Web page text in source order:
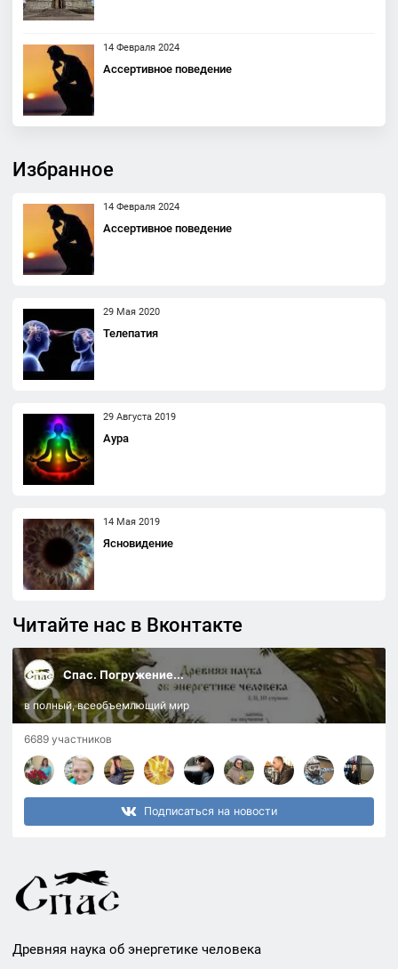
14 Февраля 2024
Ассертивное поведение
Избранное
14 Февраля 2024
Ассертивное поведение
29 Мая 2020
Телепатия
29 Августа 2019
Аура
14 Мая 2019
Ясновидение
Читайте нас в Вконтакте
Спас. Погружение...
в полный, всеобъемлющий мир
6689 участников
Подписаться на новости
Древняя наука об энергетике человека